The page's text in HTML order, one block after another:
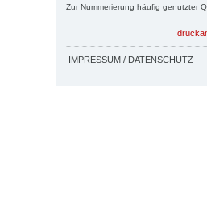
Zur Nummerierung häufig genutzter
IMPRESSUM / DATENSCHUTZ